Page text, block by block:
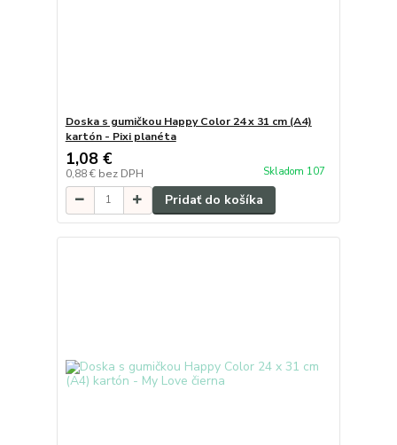
Doska s gumičkou Happy Color 24 x 31 cm (A4)
kartón - Pixi planéta
1,08 €
0,88 € bez DPH Skladom 107
Pridať do košíka